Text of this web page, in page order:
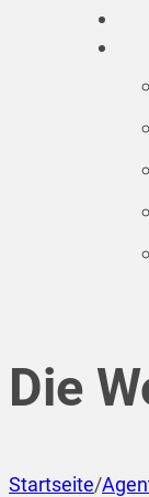
Die
Startseite/